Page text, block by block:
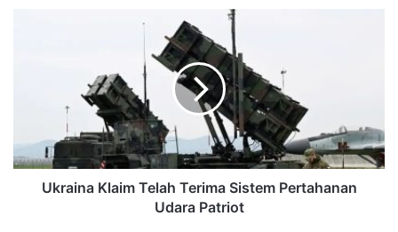
Ukraina Klaim Telah Terima Sistem Pertahanan
Udara Patriot